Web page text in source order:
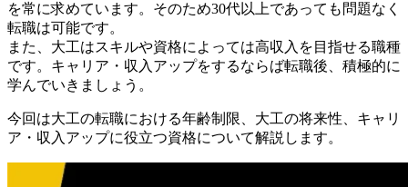
を常に求めています。そのため30代以上であっても問題なく
転職は可能です。
また、大工はスキルや資格によっては高収入を目指せる職種
です。キャリア・収入アップをするならば転職後、積極的に
学んでいきましょう。
今回は大工の転職における年齢制限、大工の将来性、キャリ
ア・収入アップに役立つ資格について解説します。